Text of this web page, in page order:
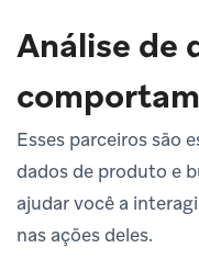
Análise de
Esses parceiros são
dados de produto e
ajudar você a
nas ações deles.